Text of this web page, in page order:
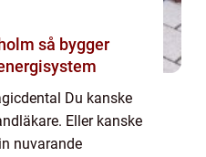
Du kanske
Eller kanske
nuvarande